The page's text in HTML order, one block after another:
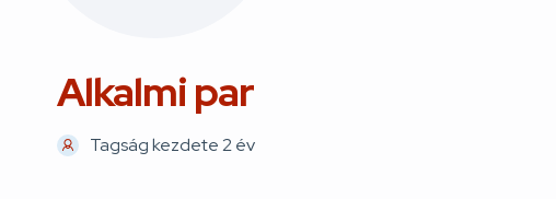
Alkalmi par
Tagság kezdete 2 év